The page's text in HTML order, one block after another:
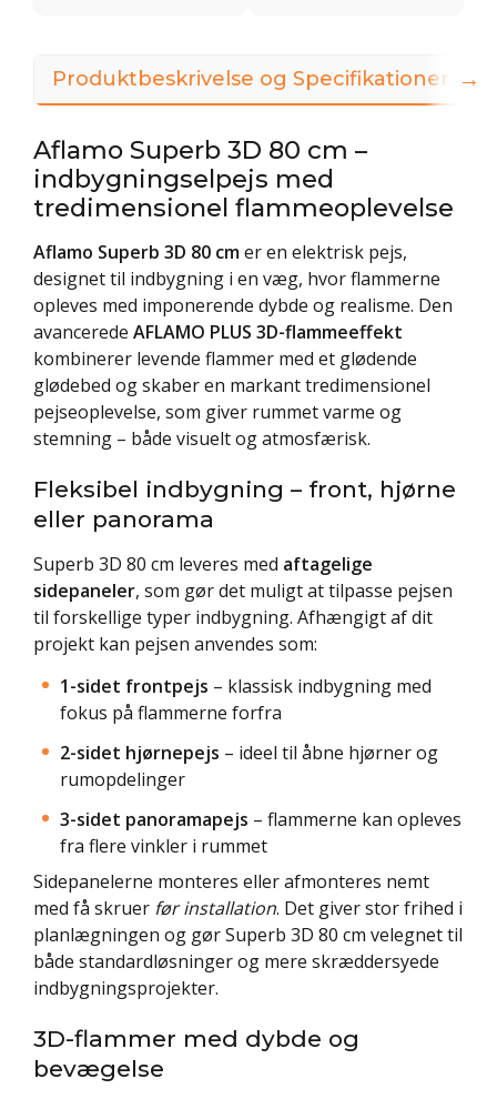
Produktbeskrivelse og Specifikationer
Aflamo Superb 3D 80 cm –
indbygningselpejs med
tredimensionel flammeoplevelse
Aflamo Superb 3D 80 cmer en elektrisk pejs,
designet til indbygning i en væg, hvor flammerne
opleves med imponerende dybde og realisme. Den
avancerede AFLAMO PLUS 3D-flammeeffekt
kombinerer levende flammer med et glødende
glødebed og skaber en markant tredimensionel
pejseoplevelse, som giver rummet varme og
stemning – både visuelt og atmosfærisk.
Fleksibel indbygning – front, hjørne
eller panorama
Superb 3D 80 cm leveres med aftagelige
sidepaneler, som gør det muligt at tilpasse pejsen
til forskellige typer indbygning. Afhængigt af dit
projekt kan pejsen anvendes som:
1-sidet frontpejs – klassisk indbygning med
fokus på flammerne forfra
2-sidet hjørnepejs – ideel til åbne hjørner og
rumopdelinger
3-sidet panoramapejs – flammerne kan opleves
fra flere vinkler i rummet
Sidepanelerne monteres eller afmonteres nemt
med få skruer før installation. Det giver stor frihed i
planlægningen og gør Superb 3D 80 cm velegnet til
både standardløsninger og mere skræddersyede
indbygningsprojekter.
3D-flammer med dybde og
bevægelse
→